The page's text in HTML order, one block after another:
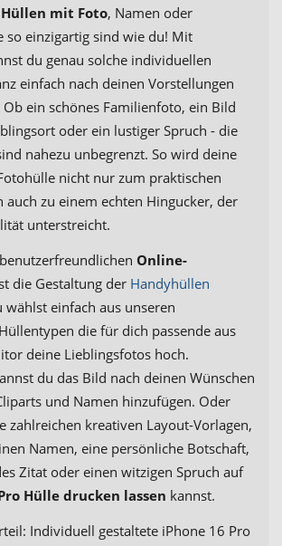
Hüllen mit Foto, Namen oder
so einzigartig sind wie du! Mit
du genau solche individuellen
einfach nach deinen Vorstellungen
ein schönes Familienfoto, ein Bild
oder ein lustiger Spruch - die
nahezu unbegrenzt. So wird deine
nicht nur zum praktischen
auch zu einem echten Hingucker, der
unterstreicht.
Online-
die Gestaltung der Handyhüllen
wählst einfach aus unseren
die für dich passende aus
deine Lieblingsfotos hoch.
du das Bild nach deinen Wünschen
und Namen hinzufügen. Oder
zahlreichen kreativen Layout-Vorlagen,
Namen, eine persönliche Botschaft,
Zitat oder einen witzigen Spruch auf
Hülle drucken lassen kannst.
Individuell gestaltete iPhone 16 Pro